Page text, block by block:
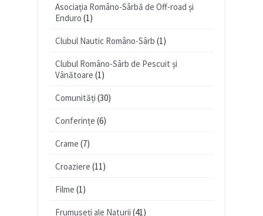
Asociația Româno-Sârbă de Off-road și
Enduro (1)
Clubul Nautic Româno-Sârb (1)
Clubul Româno-Sârb de Pescuit și
Vânătoare (1)
Comunități (30)
Conferințe (6)
Crame (7)
Croaziere (11)
Filme (1)
Frumuseți ale Naturii (41)